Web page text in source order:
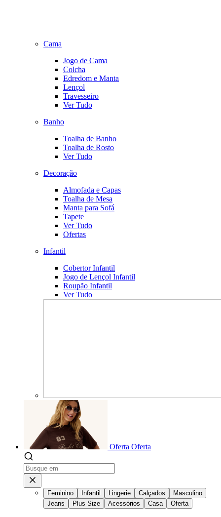
Cama
Jogo de Cama
Colcha
Edredom e Manta
Lençol
Travesseiro
Ver Tudo
Banho
Toalha de Banho
Toalha de Rosto
Ver Tudo
Decoração
Almofada e Capas
Toalha de Mesa
Manta para Sofá
Tapete
Ver Tudo
Ofertas
Infantil
Cobertor Infantil
Jogo de Lençol Infantil
Roupão Infantil
Ver Tudo
Oferta Oferta
Feminino Infantil Lingerie Calçados
Masculino
Jeans
Plus Size Acessórios Casa Oferta